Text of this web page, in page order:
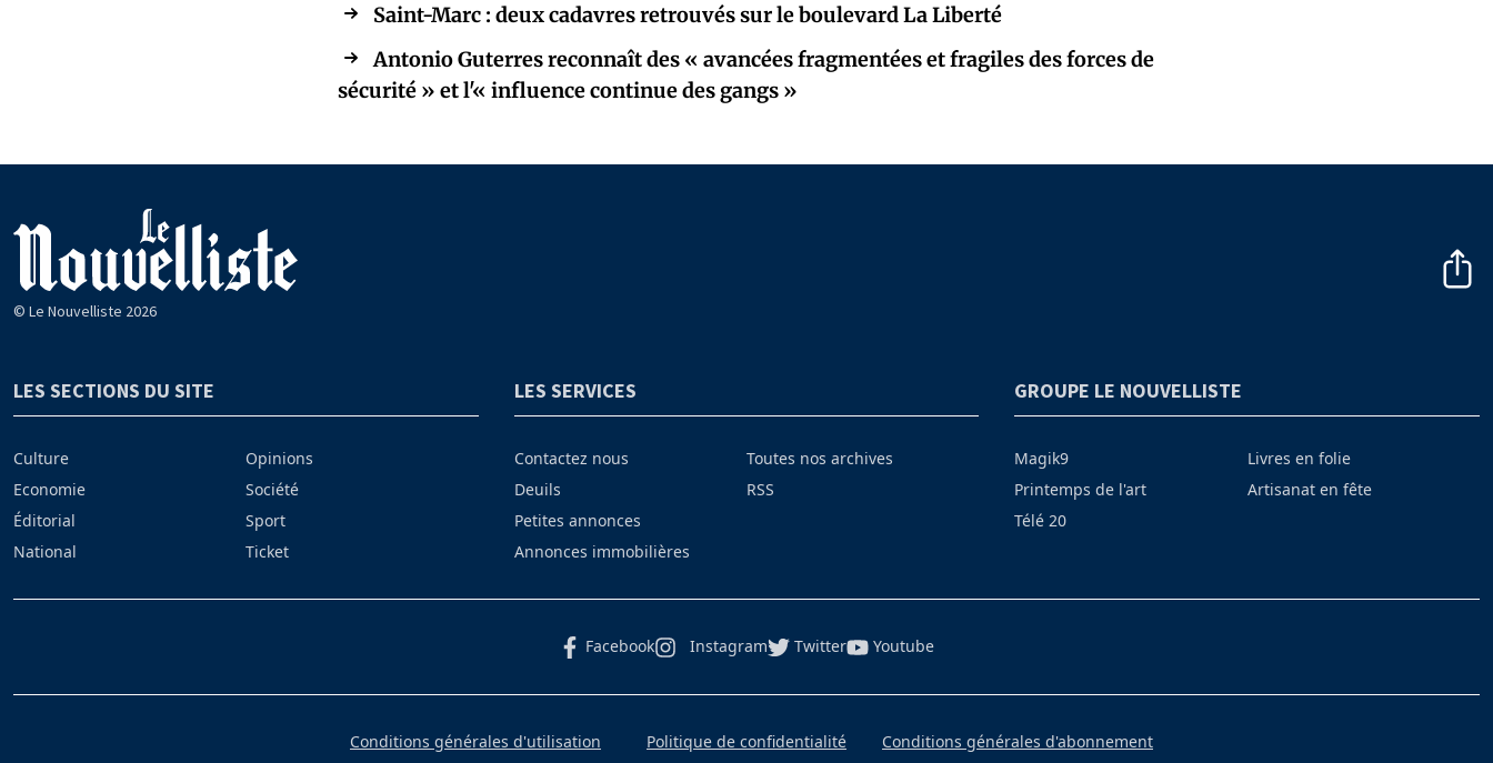
Saint-Marc : deux cadavres retrouvés sur le boulevard La Liberté
Antonio Guterres reconnaît des « avancées fragmentées et fragiles des forces de
sécurité » et l'« influence continue des gangs »
© Le Nouvelliste 2026
LES SECTIONS DU SITE
Culture
Economie
Éditorial
National
Opinions
Société
Sport
Ticket
LES SERVICES
Contactez nous
Deuils
Petites annonces
Annonces immobilières
Toutes nos archives
RSS
GROUPE LE NOUVELLISTE
Magik9
Printemps de l'art
Télé 20
Livres en folie
Artisanat en fête
Facebook Instagram Twitter Youtube
Conditions générales d'utilisation Politique de confidentialité Conditions générales d'abonnement